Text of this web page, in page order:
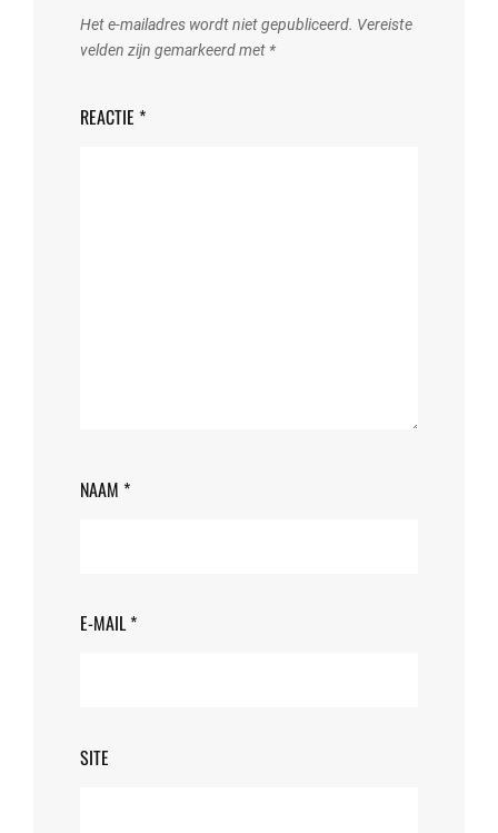
Het e-mailadres wordt niet gepubliceerd. Vereiste
velden zijn gemarkeerd met *
REACTIE *
NAAM *
E-MAIL*
SITE